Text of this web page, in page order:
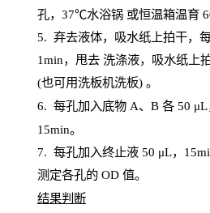
孔， 37℃水浴锅 或恒温箱温育
5. 弃去液体，吸水纸上拍干，
1min，甩去 洗涤液，吸水纸上
(也可用洗板机洗板) 。
6. 每孔加入底物A、B 各 50
15min。
7. 每孔加入终止液 50 μL， 15
测定各孔的 OD 值。
结果判断